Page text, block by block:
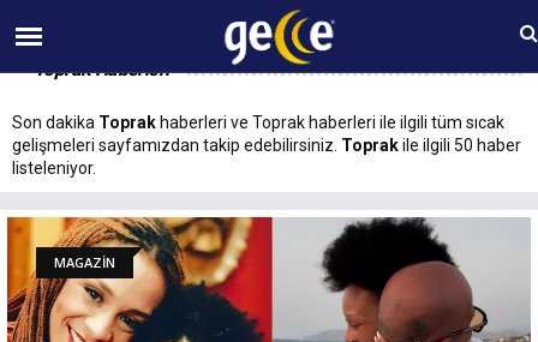
09 AĞUSTOS Pazar 09:19
Toprak Haberleri
Son dakika Toprak haberleri ve Toprak haberleri ile ilgili tüm sıcak
gelişmeleri sayfamızdan takip edebilirsiniz. Toprakile ilgili 50 haber
listeleniyor.
MAGAZİN